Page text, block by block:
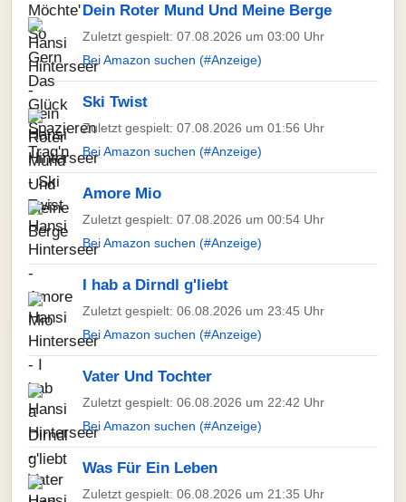
Dein Roter Mund Und Meine Berge
Zuletzt gespielt: 07.08.2026 um 03:00 Uhr
Bei Amazon suchen (#Anzeige)
Ski Twist
Zuletzt gespielt: 07.08.2026 um 01:56 Uhr
Bei Amazon suchen (#Anzeige)
Amore Mio
Zuletzt gespielt: 07.08.2026 um 00:54 Uhr
Bei Amazon suchen (#Anzeige)
I hab a Dirndl g'liebt
Zuletzt gespielt: 06.08.2026 um 23:45 Uhr
Bei Amazon suchen (#Anzeige)
Vater Und Tochter
Zuletzt gespielt: 06.08.2026 um 22:42 Uhr
Bei Amazon suchen (#Anzeige)
Was Für Ein Leben
Zuletzt gespielt: 06.08.2026 um 21:35 Uhr